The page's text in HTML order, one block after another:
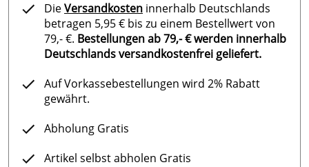
DieVersandkosten innerhalb Deutschlands
betragen 5,95 € bis zu einem Bestellwert von
79,- €. Bestellungen ab 79,- € werden innerhalb
Deutschlands versandkostenfrei geliefert.
Auf Vorkassebestellungen wird 2% Rabatt
gewährt.
Abholung Gratis
Artikel selbst abholen Gratis